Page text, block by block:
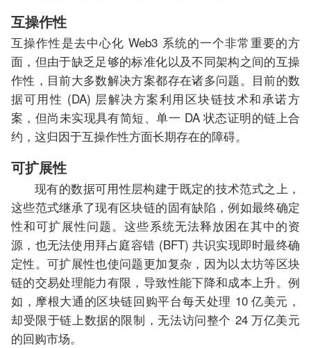
互操作性
互操作性是去中心化 Web3 系统的一个非常重要的方
面，但由于缺乏足够的标准化以及不同架构之间的互操
作性，目前大多数解决方案都存在诸多问题。目前的数
据可用性 (DA) 层解决方案利用区块链技术和承诺方
案，但尚未实现具有简短、单一 DA 状态证明的链上合
约，这归因于互操作性方面长期存在的障碍。
可扩展性
现有的数据可用性层构建于既定的技术范式之上，
这些范式继承了现有区块链的固有缺陷，例如最终确定
性和可扩展性问题。这些系统无法释放困在其中的资
源，也无法使用拜占庭容错 (BFT) 共识实现即时最终确
定性。可扩展性也使问题更加复杂，因为以太坊等区块
链的交易处理能力有限，导致性能下降和成本上升。例
如，摩根大通的区块链回购平台每天处理 10 亿美元，
却受限于链上数据的限制，无法访问整个 24 万亿美元
的回购市场。